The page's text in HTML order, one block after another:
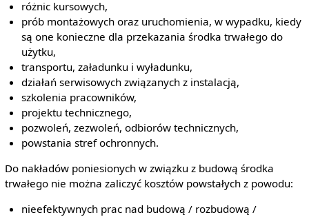
różnic kursowych,
prób montażowych oraz uruchomienia, w wypadku, kiedy
są one konieczne dla przekazania środka trwałego do
użytku,
transportu, załadunku i wyładunku,
działań serwisowych związanych z instalacją,
szkolenia pracowników,
projektu technicznego,
pozwoleń, zezwoleń, odbiorów technicznych,
powstania stref ochronnych.
Do nakładów poniesionych w związku z budową środka
trwałego nie można zaliczyć kosztów powstałych z powodu:
nieefektywnych prac nad budową / rozbudową /